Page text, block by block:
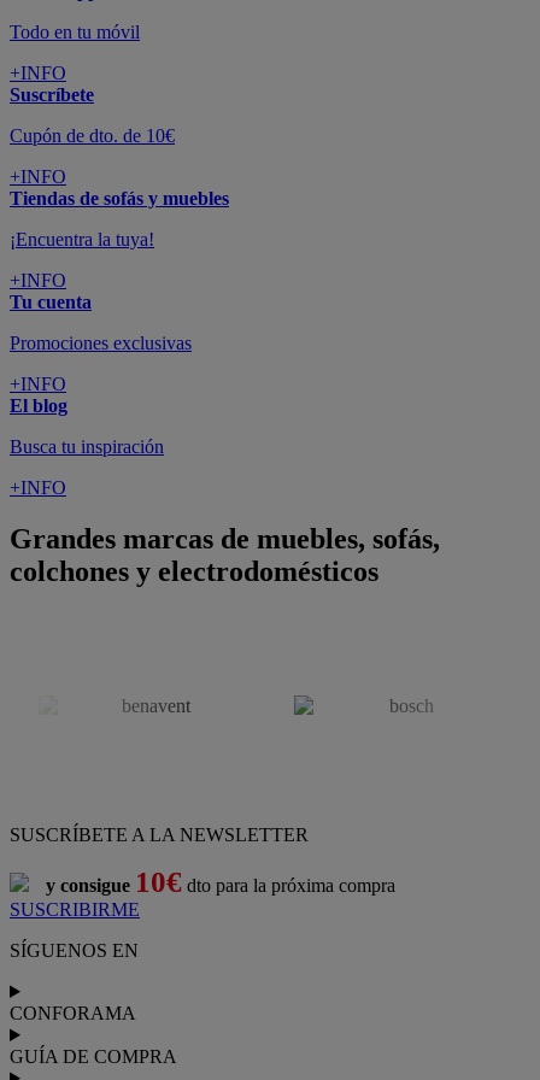
Todo en tu móvil
+INFO
Suscríbete
Cupón de dto. de 10€
+INFO
Tiendas de sofás y muebles
¡Encuentra la tuya!
+INFO
Tu cuenta
Promociones exclusivas
+INFO
El blog
Busca tu inspiración
+INFO
Grandes marcas de muebles, sofás,
colchones y electrodomésticos
SUSCRÍBETE A LA NEWSLETTER
y consigue 10€ dto para la próxima compra
SUSCRIBIRME
SÍGUENOS EN
CONFORAMA
GUÍA DE COMPRA